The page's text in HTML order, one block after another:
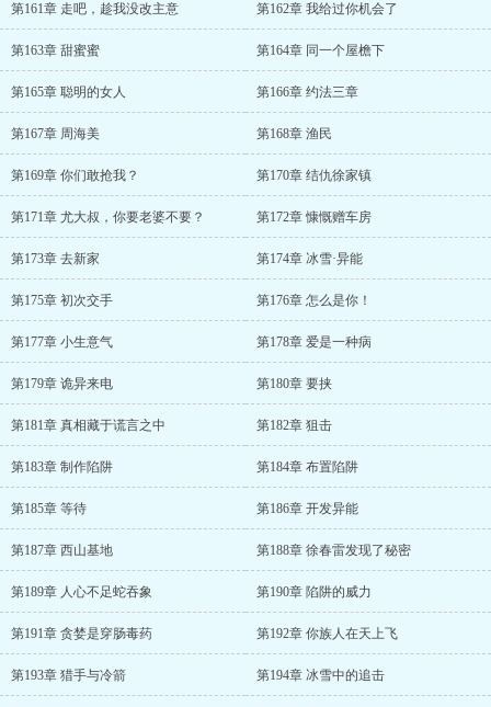
第161章 走吧，趁我没改主意 第162章 我给过你机会了
第163章 甜蜜蜜 第164章 同一个屋檐下
第165章 聪明的女人 第166章 约法三章
第167章 周海美 第168章 渔民
第169章 你们敢抢我？ 第170章 结仇徐家镇
第171章 尤大叔，你要老婆不要？ 第172章 慷慨赠车房
第173章 去新家 第174章 冰雪·异能
第175章 初次交手 第176章 怎么是你！
第177章 小生意气 第178章 爱是一种病
第179章 诡异来电 第180章 要挟
第181章 真相藏于谎言之中 第182章 狙击
第183章 制作陷阱 第184章 布置陷阱
第185章 等待 第186章 开发异能
第187章 西山基地 第188章 徐春雷发现了秘密
第189章 人心不足蛇吞象 第190章 陷阱的威力
第191章 贪婪是穿肠毒药 第192章 你族人在天上飞
第193章 猎手与冷箭 第194章 冰雪中的追击